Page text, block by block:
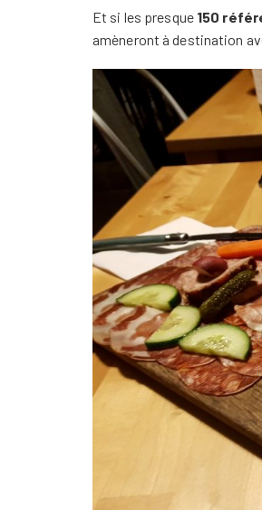
Et si les presque 150
amèneront à destination